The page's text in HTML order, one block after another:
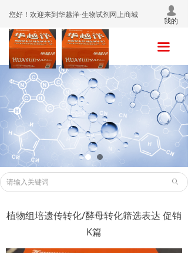
ꄙ
끀
首页
关于我们
产品中心
促销活动
销售网络
联系我们
您好！欢迎来到华越洋-生物试剂网上商城 넙
我的
植物组培遗传转化/酵母转化筛选表达 促销
K篇